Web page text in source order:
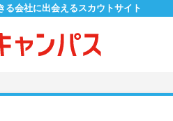
る会社に出会えるスカウトサイト